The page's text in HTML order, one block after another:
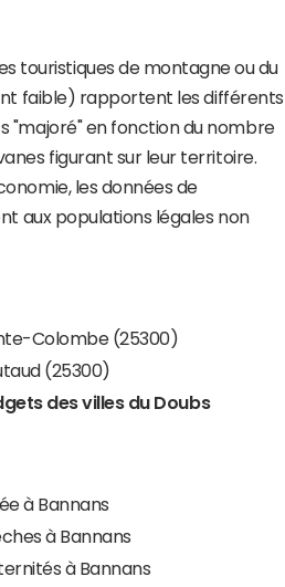
touristiques de montagne ou du
faible) rapportent les différents
"majoré" en fonction du nombre
figurant sur leur territoire.
les données de
aux populations légales non
Colombe (25300)
(25300)
des villes du Doubs
à Bannans
à Bannans
à Bannans